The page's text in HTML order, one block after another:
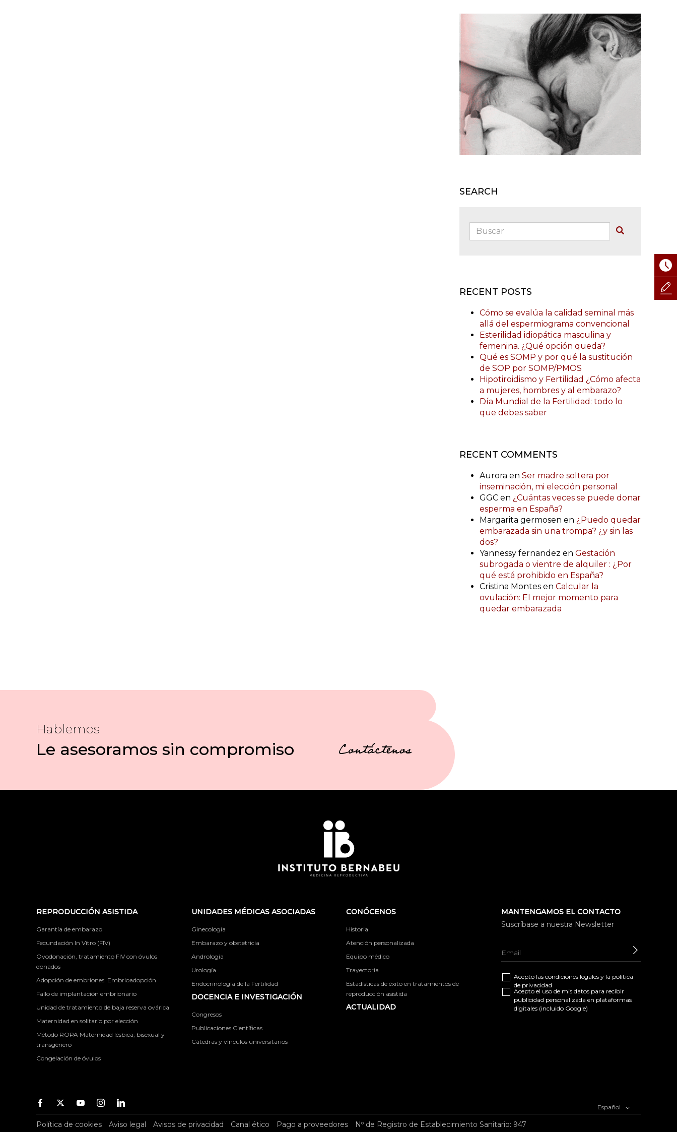
SEARCH
Buscar:
RECENT POSTS
Cómo se evalúa la calidad seminal más
allá del espermiograma convencional
Esterilidad idiopática masculina y
femenina. ¿Qué opción queda?
Qué es SOMP y por qué la sustitución
de SOP por SOMP/PMOS
Hipotiroidismo y Fertilidad ¿Cómo afecta
a mujeres, hombres y al embarazo?
Día Mundial de la Fertilidad: todo lo
que debes saber
RECENT COMMENTS
Aurora en Ser madre soltera por
inseminación, mi elección personal
GGC en ¿Cuántas veces se puede donar
esperma en España?
Margarita germosen en ¿Puedo quedar
embarazada sin una trompa? ¿y sin las
dos?
Yannessy fernandez en Gestación
subrogada o vientre de alquiler : ¿Por
qué está prohibido en España?
Cristina Montes en Calcular la
ovulación: El mejor momento para
quedar embarazada
Hablemos
Le asesoramos sin compromiso Contáctenos
REPRODUCCIÓN ASISTIDA
Garantía de embarazo
Fecundación In Vitro (FIV)
Ovodonación, tratamiento FIV con óvulos
donados
Adopción de embriones. Embrioadopción
Fallo de implantación embrionario
Unidad de tratamiento de baja reserva ovárica
Maternidad en solitario por elección
Método ROPA Maternidad lésbica, bisexual y
transgénero
Congelación de óvulos
UNIDADES MÉDICAS ASOCIADAS
Ginecología
Embarazo y obstetricia
Andrología
Urología
Endocrinología de la Fertilidad
DOCENCIA E INVESTIGACIÓN
Congresos
Publicaciones Científicas
Cátedras y vínculos universitarios
CONÓCENOS
Historia
Atención personalizada
Equipo médico
Trayectoria
Estadísticas de éxito en tratamientos de
reproducción asistida
ACTUALIDAD
MANTENGAMOS EL CONTACTO
Suscríbase a nuestra Newsletter
Acepto las condiciones legalesy la política
de privacidad
Acepto el uso de mis datos para recibir
publicidad personalizada en plataformas
digitales (incluido Google)
Facebook
TwitterYoutubeInstagramYoutube Español
Política de cookies Aviso legal Avisos de privacidad Canal ético Pago a proveedores Nº de Registro de Establecimiento Sanitario: 947